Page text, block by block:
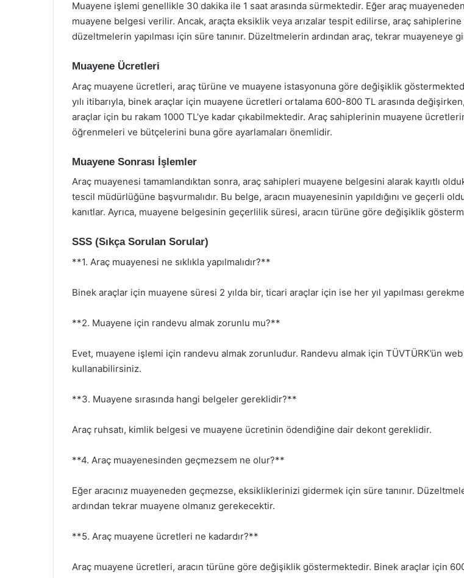
Muayene işlemi genellikle 30 dakika ile 1 saat arasında sürmektedir. Eğer araç
muayene belgesi verilir. Ancak, araçta eksiklik veya arızalar tespit edilirse, araç
düzeltmelerin yapılması için süre tanınır. Düzeltmelerin ardından araç, tekrar muayeneye
Muayene Ücretleri
Araç muayene ücretleri, araç türüne ve muayene istasyonuna göre değişiklik
yılı itibarıyla, binek araçlar için muayene ücretleri ortalama 600-800 TL arasında
araçlar için bu rakam 1000 TL’ye kadar çıkabilmektedir. Araç sahiplerinin muayene
öğrenmeleri ve bütçelerini buna göre ayarlamaları önemlidir.
Muayene Sonrası İşlemler
Araç muayenesi tamamlandıktan sonra, araç sahipleri muayene belgesini alarak kayıtlı
tescil müdürlüğüne başvurmalıdır. Bu belge, aracın muayenesinin yapıldığını ve geçerli
kanıtlar. Ayrıca, muayene belgesinin geçerlilik süresi, aracın türüne göre değişiklik
SSS (Sıkça Sorulan Sorular)
**1. Araç muayenesi ne sıklıkla yapılmalıdır?**
Binek araçlar için muayene süresi 2 yılda bir, ticari araçlar için ise her yıl yapılması
**2. Muayene için randevu almak zorunlu mu?**
Evet, muayene işlemi için randevu almak zorunludur. Randevu almak için TÜVTÜRK’ün
kullanabilirsiniz.
**3. Muayene sırasında hangi belgeler gereklidir?**
Araç ruhsatı, kimlik belgesi ve muayene ücretinin ödendiğine dair dekont gereklidir.
**4. Araç muayenesinden geçmezsem ne olur?**
Eğer aracınız muayeneden geçmezse, eksikliklerinizi gidermek için süre tanınır.
ardından tekrar muayene olmanız gerekecektir.
**5. Araç muayene ücretleri ne kadardır?**
Araç muayene ücretleri, aracın türüne göre değişiklik göstermektedir. Binek araçlar için